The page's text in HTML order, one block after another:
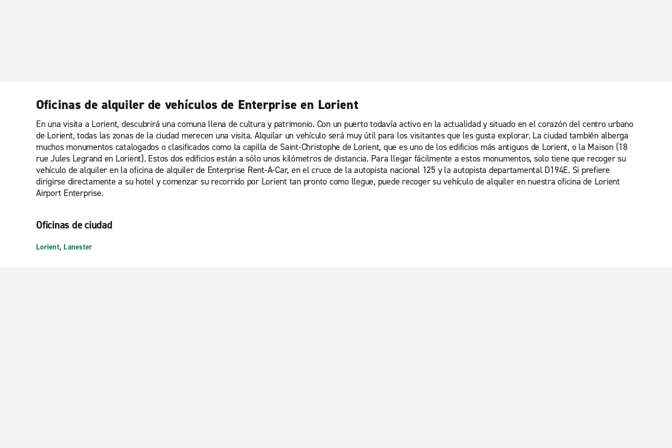
Oficinas de alquiler de vehículos de Enterprise en Lorient
En una visita a Lorient, descubrirá una comuna llena de cultura y patrimonio. Con un puerto todavía activo en la actualidad y situado en el corazón del centro urbano
de Lorient, todas las zonas de la ciudad merecen una visita. Alquilar un vehículo será muy útil para los visitantes que les gusta explorar. La ciudad también alberga
muchos monumentos catalogados o clasificados como la capilla de Saint-Christophe de Lorient, que es uno de los edificios más antiguos de Lorient, o la Maison (18
rue Jules Legrand en Lorient). Estos dos edificios están a sólo unos kilómetros de distancia. Para llegar fácilmente a estos monumentos, solo tiene que recoger su
vehículo de alquiler en la oficina de alquiler de Enterprise Rent-A-Car, en el cruce de la autopista nacional 125 y la autopista departamental D194E. Si prefiere
dirigirse directamente a su hotel y comenzar su recorrido por Lorient tan pronto como llegue, puede recoger su vehículo de alquiler en nuestra oficina de Lorient
Airport Enterprise.
Oficinas de ciudad
Lorient, Lanester